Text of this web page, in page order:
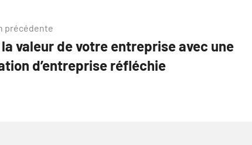
précédente
valeur de votre entreprise avec une
d’entreprise réfléchie